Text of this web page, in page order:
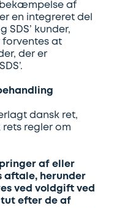
af
en integreret del
SDS’ kunder,
forventes at
der er
dansk ret,
regler om
af eller
aftale, herunder
ved voldgift ved
efter de af